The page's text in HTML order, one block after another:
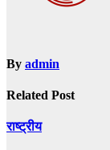
By admin
Related Post
राष्ट्रीय